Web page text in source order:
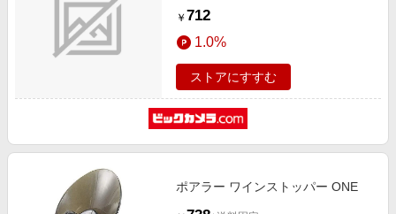
￥ 712
1.0%
ストアにすすむ
ポアラー ワインストッパー ONE